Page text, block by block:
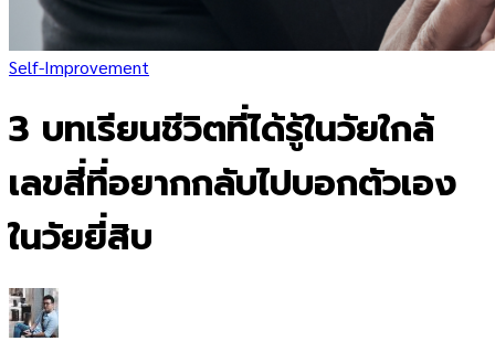
Self-Improvement
3 บทเรียนชีวิตที่ได้รู้ในวัยใกล้
เลขสี่ที่อยากกลับไปบอกตัวเอง
ในวัยยี่สิบ